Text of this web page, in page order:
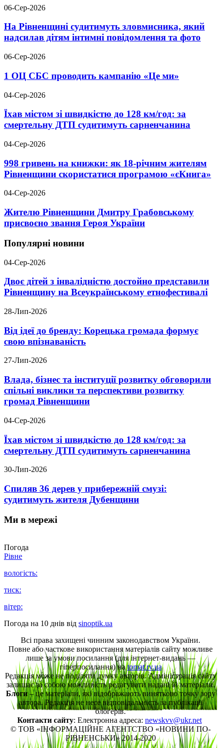
06-Сер-2026
На Рівненщині судитимуть зловмисника, який
надсилав дітям інтимні повідомлення та фото
06-Сер-2026
1 ОЦ СБС проводить кампанію «Це ми»
04-Сер-2026
Їхав містом зі швидкістю до 128 км/год: за
смертельну ДТП судитимуть сарненчанина
04-Сер-2026
998 гривень на книжки: як 18-річним жителям
Рівненщини скористатися програмою «єКнига»
04-Сер-2026
Жителю Рівненщини Дмитру Грабовському
присвоєно звання Героя України
Популярні новини
04-Сер-2026
Двоє дітей з інвалідністю достойно представили
Рівненщину на Всеукраїнському етнофестивалі
28-Лип-2026
Від ідеї до бренду: Корецька громада формує
свою впізнаваність
27-Лип-2026
Влада, бізнес та інституції розвитку обговорили
спільні виклики та перспективи розвитку
громад Рівненщини
04-Сер-2026
Їхав містом зі швидкістю до 128 км/год: за
смертельну ДТП судитимуть сарненчанина
30-Лип-2026
Спиляв 36 дерев у прибережній смузі:
судитимуть жителя Дубенщини
Ми в мережі
Погода
Рівне
вологість:
тиск:
вітер:
Погода на 10 днів від sinoptik.ua
Всі права захищені чинним законодавством України.
Повне або часткове використання матеріалів сайту можливе
лише за умови посилання (для інтернет-видань —
гіперпосилання) наtomat.rv.ua
Редакція може не поділяти думку авторів. Адміністрація сайту
залишає за собою можливість редагувати надані їй матеріали.
Блоги– це матеріали, які відображають винятково точку зору
автора. Редакція не несе відповідальність за публікації
блогерів.
Контакти сайту: Електронна адреса: newskvv@ukr.net
© ТОВ «ІНФОРМАЦІЙНЕ АГЕНТСТВО «НОВИНИ ПО-
РІВНЕНСЬКИ» 2014-2020